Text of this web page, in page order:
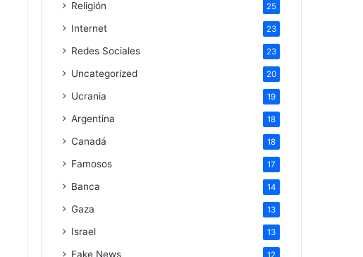
Religión 25
Internet 23
Redes Sociales 23
Uncategorized 20
Ucrania 19
Argentina 18
Canadá 18
Famosos 17
Banca 14
Gaza 13
Israel 13
Fake News 12